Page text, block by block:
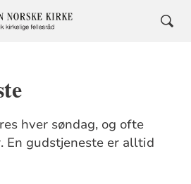
hver søndag, og ofte
En gudstjeneste er alltid